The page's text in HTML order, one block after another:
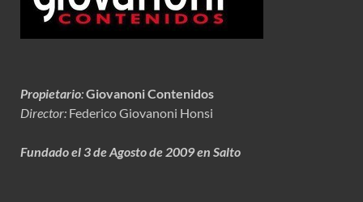
Propietario:Giovanoni Contenidos
Director: Federico Giovanoni Honsi
Fundado el 3 de Agosto de 2009 en Salto